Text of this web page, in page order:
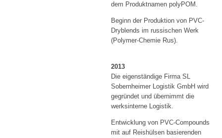
dem Produktnamen polyPOM.
Beginn der Produktion von PVC-
Dryblends im russischen Werk
(Polymer-Chemie Rus).
2013
Die eigenständige Firma SL
Sobernheimer Logistik GmbH wird
gegründet und übernimmt die
werksinterne Logistik.
Entwicklung von PVC-Compounds
mit auf Reishülsen basierenden